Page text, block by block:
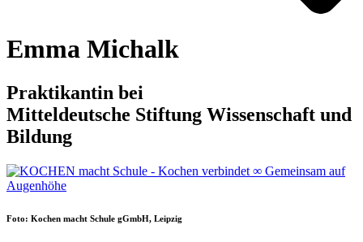
Emma Michalk
Praktikantin bei
Mitteldeutsche Stiftung Wissenschaft und
Bildung
Foto: Kochen macht Schule gGmbH, Leipzig